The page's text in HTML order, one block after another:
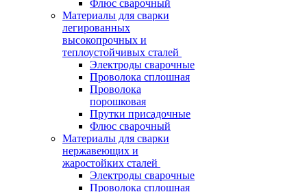
Флюс сварочный
Материалы для сварки
легированных
высокопрочных и
теплоустойчивых сталей
Электроды сварочные
Проволока сплошная
Проволока
порошковая
Прутки присадочные
Флюс сварочный
Материалы для сварки
нержавеющих и
жаростойких сталей
Электроды сварочные
Проволока сплошная